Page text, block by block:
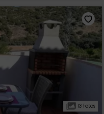
13 Fotos